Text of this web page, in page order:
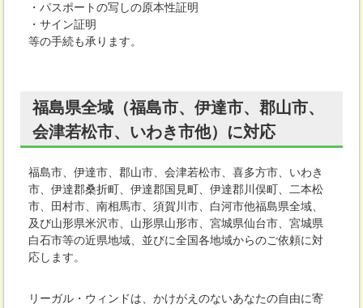
・パスポートの写しの原本性証明
・サイン証明
等の手続も承ります。
福島県全域（福島市、伊達市、郡山市、
会津若松市、いわき市他）に対応
福島市、伊達市、郡山市、会津若松市、喜多方市、いわき
市、伊達郡桑折町、伊達郡国見町、伊達郡川俣町、二本松
市、田村市、南相馬市、須賀川市、白河市他福島県全域、
及び山形県米沢市、山形県山形市、宮城県仙台市、宮城県
白石市等の近県地域、並びに全国各地域からのご依頼に対
応します。
リーガル・ウィンドは、かけがえのないあなたの自由に寄